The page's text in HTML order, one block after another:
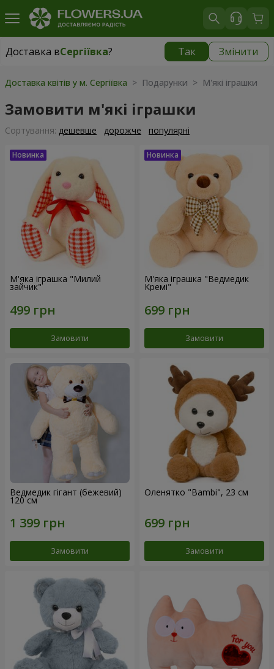
Доставка вСергіївка? Так Змінити
Доставка вСергіївка|
Доставка квітів у м. Сергіївка > Подарунки > М'які іграшки
Замовити м'які іграшки
Сортування: дешевше дорожче популярні
М'яка іграшка "Милий
зайчик"
Замовити
М'яка іграшка "Ведмедик
Кремі"
Замовити
Ведмедик гігант (бежевий)
120 см
Замовити
Оленятко "Bambi", 23 см
Замовити